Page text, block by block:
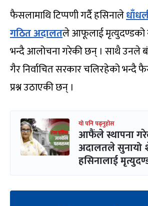
फैसलामाथि टिप्पणी गर्दै हसिनाले
गठित अदालतले आफूलाई मृत्युदण्डको
भन्दै आलोचना गरेकी छन् । साथै उनले
गैर निर्वाचित सरकार चलिरहेको भन्दै
प्रश्न उठाएकी छन् ।
यो पनि पढ्नुहोस
आफैंले स्थापना
अदालतले
हसिनालाई